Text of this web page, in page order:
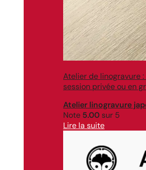
Atelier de linogravure
session privée ou en
Atelier linogravure
Note 5.00 sur 5
Lire la suite